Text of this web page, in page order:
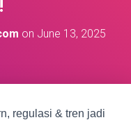
on June 13, 2025
regulasi & tren jadi